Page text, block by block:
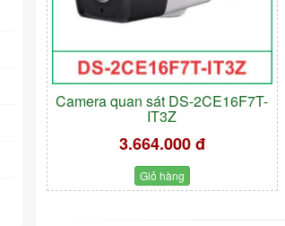
Camera quan sát DS-2CE16F7T-
IT3Z
3.664.000 đ
Giỏ hàng